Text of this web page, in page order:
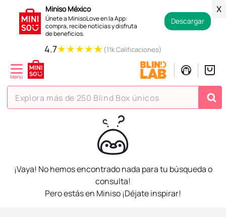
Miniso México
Únete a MinisoLove en la App:
compra, recibe noticias y disfruta
de beneficios.
Descargar
X
4.7★★★★★ (11k Calificaciones)
Explora más de 250 Blind Box únicos
¡Vaya! No hemos encontrado nada para tu búsqueda o
consulta!
Pero estás en Miniso ¡Déjate inspirar!
TÉRMINOS MÁS BUSCADOS
3
peluche
osito cariñosito